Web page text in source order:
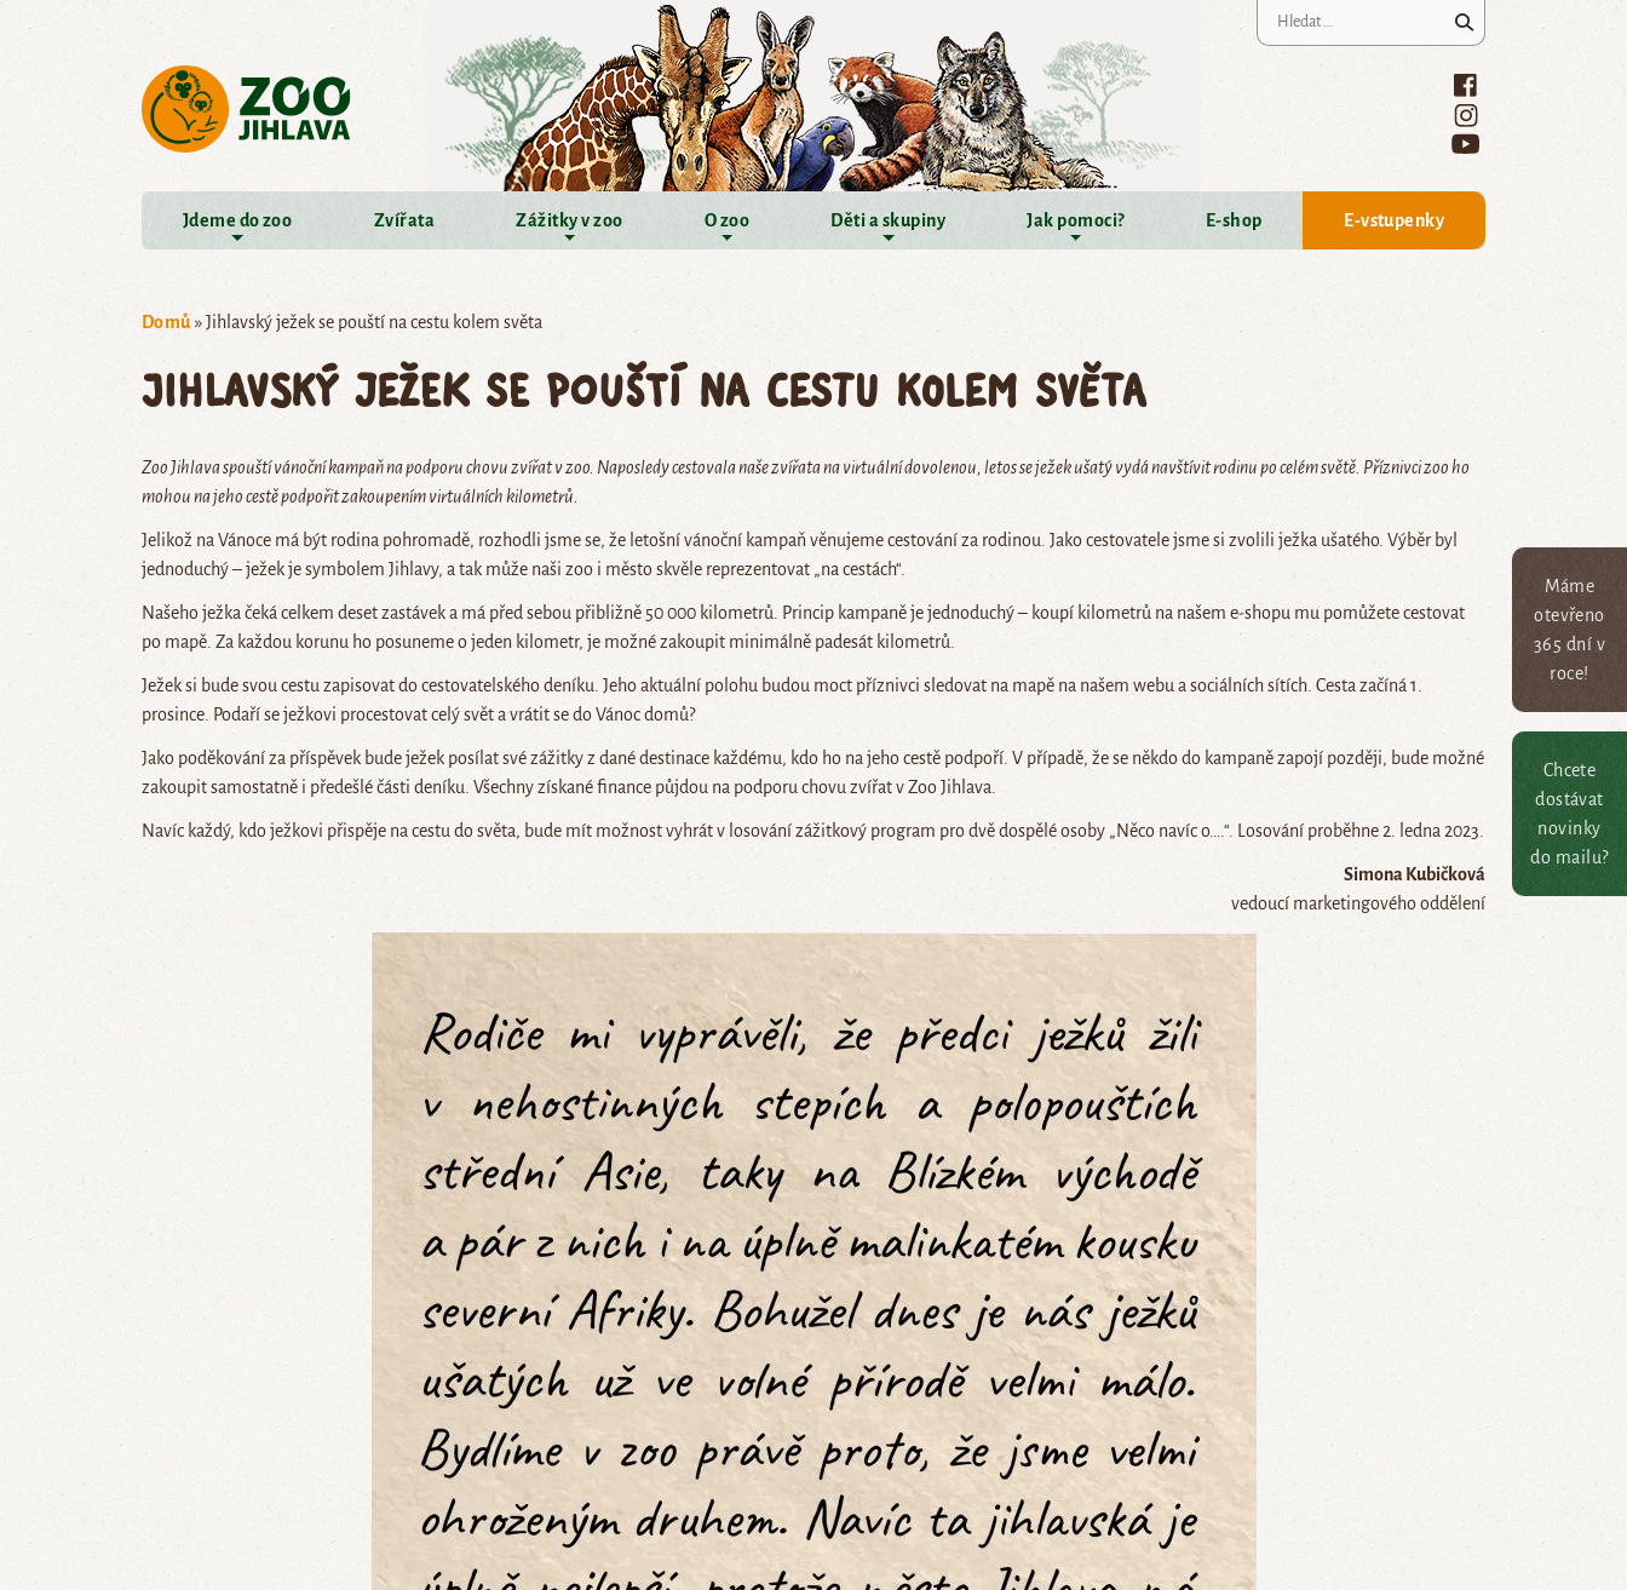
Máme
otevřeno
365 dní v
roce!
Chcete
dostávat
novinky
do mailu?
Jdeme do zoo Zvířata Zážitky v zoo O zoo Děti a skupiny Jak pomoci? E-shop E-vstupenky
Domů »Jihlavský ježek se pouští na cestu kolem světa
Jihlavský ježek se pouští na cestu kolem světa
Zoo Jihlava spouští vánoční kampaň na podporu chovu zvířat v zoo. Naposledy cestovala naše zvířata na virtuální dovolenou, letos se ježek ušatý vydá navštívit rodinu po celém světě. Příznivci zoo ho
mohou na jeho cestě podpořit zakoupením virtuálních kilometrů.
Jelikož na Vánoce má být rodina pohromadě, rozhodli jsme se, že letošní vánoční kampaň věnujeme cestování za rodinou. Jako cestovatele jsme si zvolili ježka ušatého. Výběr byl
jednoduchý – ježek je symbolem Jihlavy, a tak může naši zoo i město skvěle reprezentovat „na cestách“.
Našeho ježka čeká celkem deset zastávek a má před sebou přibližně 50 000 kilometrů. Princip kampaně je jednoduchý – koupí kilometrů na našem e-shopu mu pomůžete cestovat
po mapě. Za každou korunu ho posuneme o jeden kilometr, je možné zakoupit minimálně padesát kilometrů.
Ježek si bude svou cestu zapisovat do cestovatelského deníku. Jeho aktuální polohu budou moct příznivci sledovat na mapě na našem webu a sociálních sítích. Cesta začíná 1.
prosince. Podaří se ježkovi procestovat celý svět a vrátit se do Vánoc domů?
Jako poděkování za příspěvek bude ježek posílat své zážitky z dané destinace každému, kdo ho na jeho cestě podpoří. V případě, že se někdo do kampaně zapojí později, bude možné
zakoupit samostatně i předešlé části deníku. Všechny získané finance půjdou na podporu chovu zvířat v Zoo Jihlava.
Navíc každý, kdo ježkovi přispěje na cestu do světa, bude mít možnost vyhrát v losování zážitkový program pro dvě dospělé osoby „Něco navíc o….“. Losování proběhne 2. ledna 2023.
Simona Kubičková
vedoucí marketingového oddělení